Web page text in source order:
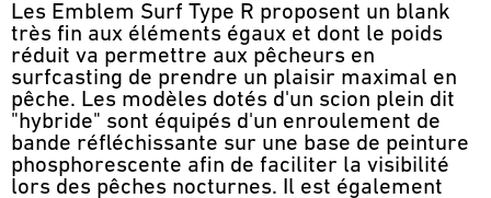
Les Emblem Surf Type R proposent un blank
très fin aux éléments égaux et dont le poids
réduit va permettre aux pêcheurs en
surfcasting de prendre un plaisir maximal en
pêche. Les modèles dotés d'un scion plein dit
"hybride" sont équipés d'un enroulement de
bande réfléchissante sur une base de peinture
phosphorescente afin de faciliter la visibilité
lors des pêches nocturnes. Il est également